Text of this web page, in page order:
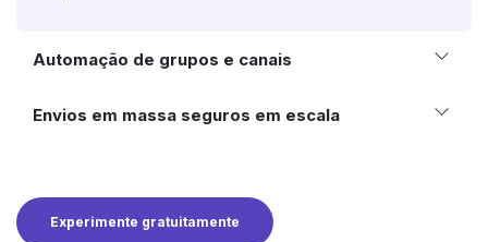
Automação de grupos e canais
Envios em massa seguros em escala
Experimente gratuitamente